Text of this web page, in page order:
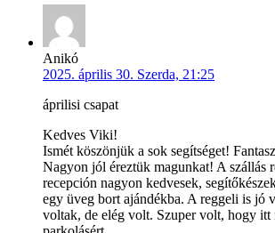
Anikó
2025. április 30. Szerda, 21:25
áprilisi csapat
Kedves Viki!
Ismét köszönjük a sok segítséget!
Nagyon jól éreztük magunkat! A szállás
recepción nagyon kedvesek,
egy üveg bort ajándékba. A reggeli is jó
voltak, de elég volt. Szuper volt, hogy itt